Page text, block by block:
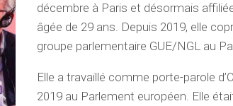
décembre à Paris et désormais
âgée de 29 ans. Depuis 2019, elle
groupe parlementaire GUE/NGL au
Elle a travaillé comme porte-parole
2019 au Parlement européen. Elle